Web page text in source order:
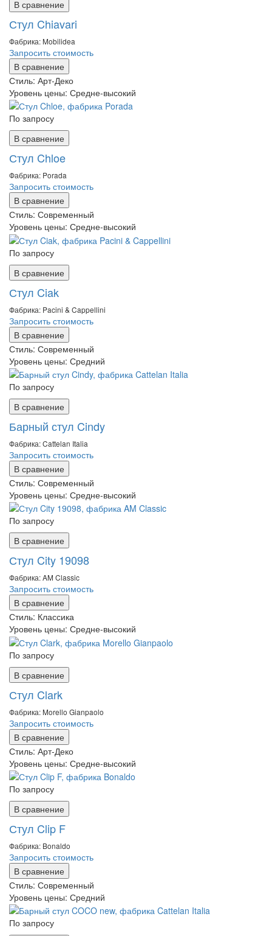
В сравнение
Стул Chiavari
Фабрика: Mobilidea
Запросить стоимость
В сравнение
Стиль: Арт-Деко
Уровень цены: Средне-высокий
По запросу
В сравнение
Стул Chloe
Фабрика: Porada
Запросить стоимость
В сравнение
Стиль: Современный
Уровень цены: Средне-высокий
По запросу
В сравнение
Стул Ciak
Фабрика: Pacini & Cappellini
Запросить стоимость
В сравнение
Стиль: Современный
Уровень цены: Средний
По запросу
В сравнение
Барный стул Cindy
Фабрика: Cattelan Italia
Запросить стоимость
В сравнение
Стиль: Современный
Уровень цены: Средне-высокий
По запросу
В сравнение
Стул City 19098
Фабрика: AM Classic
Запросить стоимость
В сравнение
Стиль: Классика
Уровень цены: Средне-высокий
По запросу
В сравнение
Стул Clark
Фабрика: Morello Gianpaolo
Запросить стоимость
В сравнение
Стиль: Арт-Деко
Уровень цены: Средне-высокий
По запросу
В сравнение
Стул Clip F
Фабрика: Bonaldo
Запросить стоимость
В сравнение
Стиль: Современный
Уровень цены: Средний
По запросу